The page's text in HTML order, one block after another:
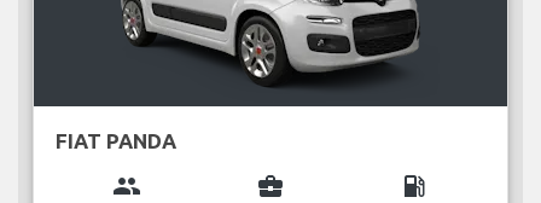
FIAT PANDA
group business_center local_gas_station